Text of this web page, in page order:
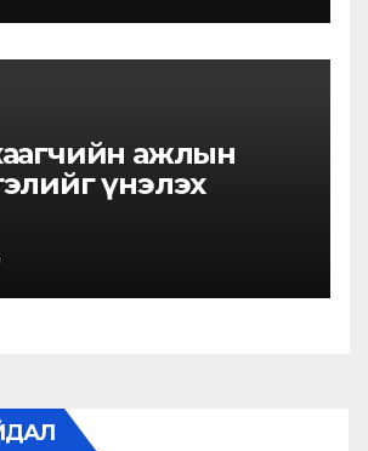
ажлын
үнэлэх